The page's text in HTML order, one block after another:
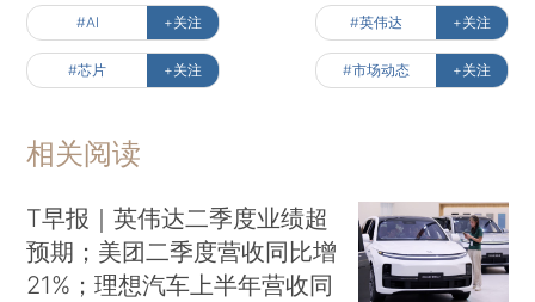
#AI +关注 #英伟达 +关注
#芯片 +关注 #市场动态 +关注
相关阅读
T早报｜英伟达二季度业绩超
预期；美团二季度营收同比增
21%；理想汽车上半年营收同